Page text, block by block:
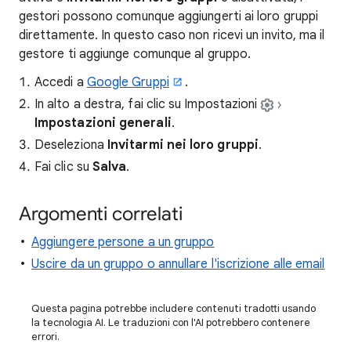
gestori possono comunque aggiungerti ai loro gruppi
direttamente. In questo caso non ricevi un invito, ma il
gestore ti aggiunge comunque al gruppo.
Accedi a Google Gruppi
.
In alto a destra, fai clic su Impostazioni
Impostazioni generali.
Deseleziona Invitarmi nei loro gruppi.
Fai clic su Salva.
Argomenti correlati
Aggiungere persone a un gruppo
Uscire da un gruppo o annullare l'iscrizione alle email
Questa pagina potrebbe includere contenuti tradotti usando
la tecnologia AI. Le traduzioni con l'AI potrebbero contenere
errori.